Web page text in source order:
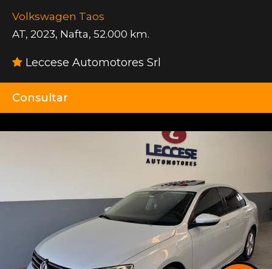
Volkswagen Taos
AT, 2023, Nafta, 52.000 km.
Leccese Automotores Srl
Consultar